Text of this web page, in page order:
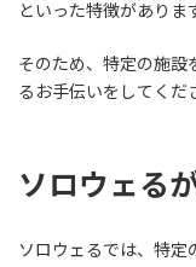
といった特徴がありま
そのため、特定の施設
るお手伝いをしてくだ
ソロウェる
ソロウェるでは、特定